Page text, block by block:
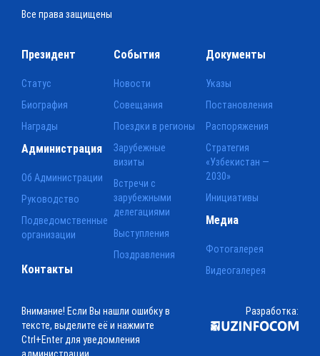
Все права защищены
Президент
Статус
Биография
Награды
События
Новости
Совещания
Поездки в регионы
Зарубежные
визиты
Встречи с
зарубежными
делегациями
Выступления
Поздравления
Документы
Указы
Постановления
Распоряжения
Стратегия
«Узбекистан —
2030»
Инициативы
Администрация
Об Администрации
Руководство
Подведомственные
организации
Медиа
Фотогалерея
Видеогалерея
Контакты
Внимание! Если Вы нашли ошибку в
тексте, выделите её и нажмите
Ctrl+Enter для уведомления
Разработка: